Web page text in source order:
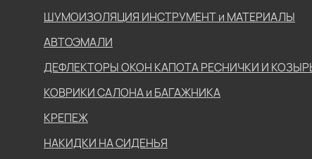
ШУМОИЗОЛЯЦИЯ ИНСТРУМЕНТ и МАТЕРИАЛЫ
АВТОЭМАЛИ
ДЕФЛЕКТОРЫ ОКОН КАПОТА РЕСНИЧКИ И
КОВРИКИ САЛОНА и БАГАЖНИКА
КРЕПЕЖ
НАКИДКИ НА СИДЕНЬЯ